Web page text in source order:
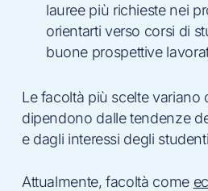
lauree più richieste nei
orientarti verso corsi di
buone prospettive
Le facoltà più scelte variano
dipendono dalle tendenze
e dagli interessi degli
Attualmente, facoltà come